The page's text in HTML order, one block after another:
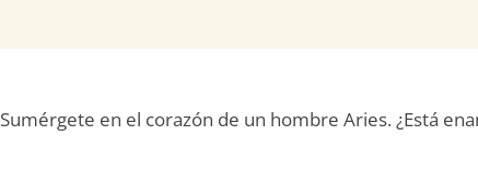
Sumérgete en el corazón de un hombre Aries. ¿Está